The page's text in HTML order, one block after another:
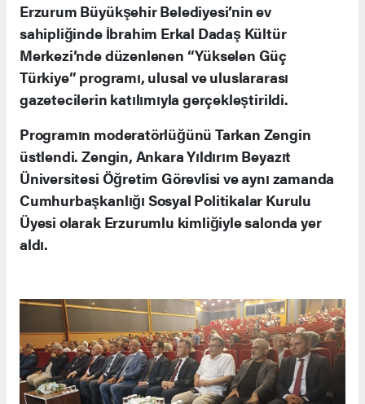
Erzurum Büyükşehir Belediyesi’nin ev
sahipliğinde İbrahim Erkal Dadaş Kültür
Merkezi’nde düzenlenen “Yükselen Güç
Türkiye” programı, ulusal ve uluslararası
gazetecilerin katılımıyla gerçekleştirildi.
Programın moderatörlüğünü Tarkan Zengin
üstlendi. Zengin, Ankara Yıldırım Beyazıt
Üniversitesi Öğretim Görevlisi ve aynı zamanda
Cumhurbaşkanlığı Sosyal Politikalar Kurulu
Üyesi olarak Erzurumlu kimliğiyle salonda yer
aldı.